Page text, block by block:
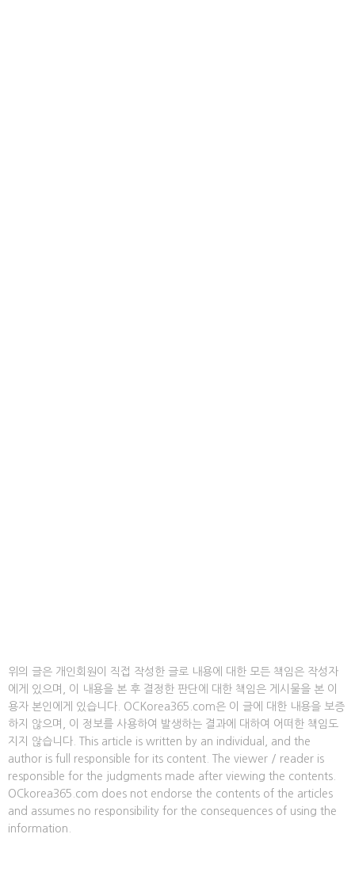
위의 글은 개인회원이 직접 작성한 글로 내용에 대한 모든 책임은 작성자
에게 있으며, 이 내용을 본 후 결정한 판단에 대한 책임은 게시물을 본 이
용자 본인에게 있습니다. OCKorea365.com은 이 글에 대한 내용을 보증
하지 않으며, 이 정보를 사용하여 발생하는 결과에 대하여 어떠한 책임도
지지 않습니다. This article is written by an individual, and the
author is full responsible for its content. The viewer / reader is
responsible for the judgments made after viewing the contents.
OCkorea365.com does not endorse the contents of the articles
and assumes no responsibility for the consequences of using the
information.